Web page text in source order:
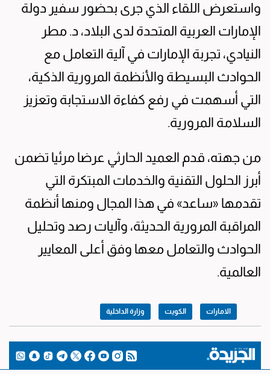
واستعرض اللقاء الذي جرى بحضور سفير دولة
الإمارات العربية المتحدة لدى البلاد، د. مطر
النيادي، تجربة الإمارات في آلية التعامل مع
الحوادث البسيطة والأنظمة المرورية الذكية،
التي أسهمت في رفع كفاءة الاستجابة وتعزيز
السلامة المرورية.
من جهته، قدم العميد الحارثي عرضا مرئيا تضمن
أبرز الحلول التقنية والخدمات المبتكرة التي
تقدمها «ساعد» في هذا المجال ومنها أنظمة
المراقبة المرورية الحديثة، وآليات رصد وتحليل
الحوادث والتعامل معها وفق أعلى المعايير
العالمية.
الامارات الكويت وزارة الداخلية